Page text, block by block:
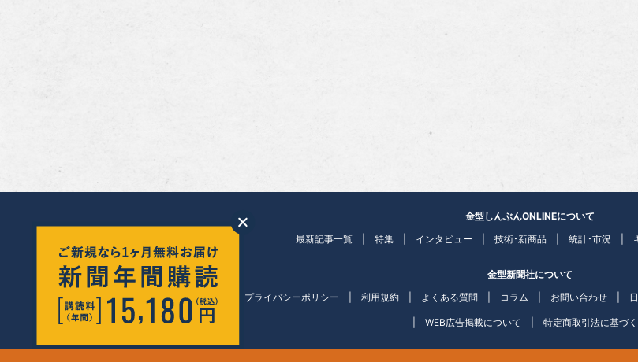
金型しんぶんONLINEについて
最新記事一覧
特集 インタビュー 技術・新商品 統計・市況
金型新聞社について
会社紹介
プライバシーポリシー 利用規約 よくある質問 コラム お問い合わせ
WEB広告掲載について 特定商取引法に基づ